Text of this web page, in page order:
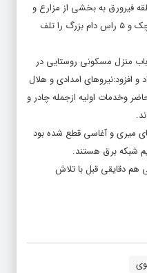
فیرورق به بخشی از مزارع و
باغات خسارت وار د و ۱۰۰ راس دام کوچک و ۵ راس دام بزرگ را تلف
فرماندار خوی همچنین از آبگرفتگی ۸ باب منزل مسکونی روستایی در
افزود:نیروهای امدادی و هلال
وخدمات اولیه ازجمله چادر و
میری و آغاسی قطع شده بود
شبکه برق هستند.
هم دقایقی قبل با تلاش